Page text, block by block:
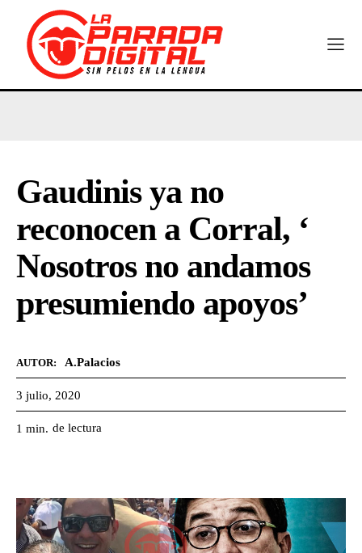
Gaudinis ya no
reconocen a Corral, ‘
Nosotros no andamos
presumiendo apoyos’
AUTOR: A.Palacios
3 julio, 2020
1 min. de lectura